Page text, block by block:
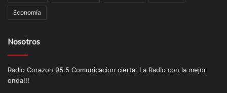
Economía
Nosotros
Radio Corazon 95.5 Comunicacion cierta. La Radio con la mejor
onda!!!